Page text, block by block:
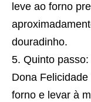
leve ao forno
douradinho.
Quinto
Dona
forno e levar à